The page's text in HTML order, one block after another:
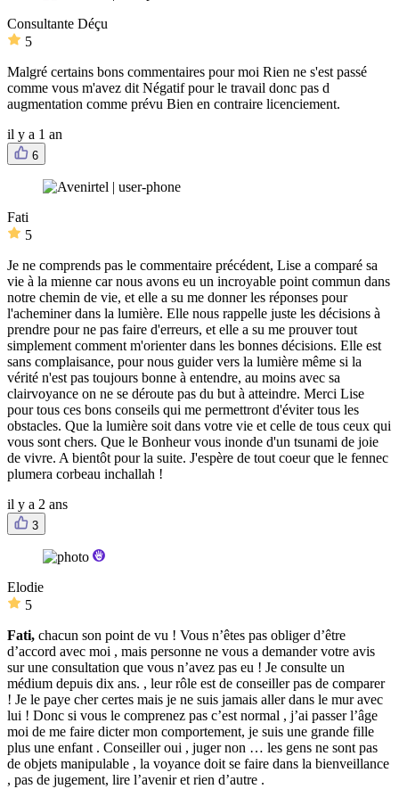
Consultante Déçu
5
Malgré certains bons commentaires pour moi Rien ne s'est passé
comme vous m'avez dit Négatif pour le travail donc pas d
augmentation comme prévu Bien en contraire licenciement.
il y a 1 an
6
Fati
5
Je ne comprends pas le commentaire précédent, Lise a comparé sa
vie à la mienne car nous avons eu un incroyable point commun dans
notre chemin de vie, et elle a su me donner les réponses pour
l'acheminer dans la lumière. Elle nous rappelle juste les décisions à
prendre pour ne pas faire d'erreurs, et elle a su me prouver tout
simplement comment m'orienter dans les bonnes décisions. Elle est
sans complaisance, pour nous guider vers la lumière même si la
vérité n'est pas toujours bonne à entendre, au moins avec sa
clairvoyance on ne se déroute pas du but à atteindre. Merci Lise
pour tous ces bons conseils qui me permettront d'éviter tous les
obstacles. Que la lumière soit dans votre vie et celle de tous ceux qui
vous sont chers. Que le Bonheur vous inonde d'un tsunami de joie
de vivre. A bientôt pour la suite. J'espère de tout coeur que le fennec
plumera corbeau inchallah !
il y a 2 ans
3
Elodie
5
Fati, chacun son point de vu ! Vous n’êtes pas obliger d’être
d’accord avec moi , mais personne ne vous a demander votre avis
sur une consultation que vous n’avez pas eu ! Je consulte un
médium depuis dix ans. , leur rôle est de conseiller pas de comparer
! Je le paye cher certes mais je ne suis jamais aller dans le mur avec
lui ! Donc si vous le comprenez pas c’est normal , j’ai passer l’âge
moi de me faire dicter mon comportement, je suis une grande fille
plus une enfant . Conseiller oui , juger non … les gens ne sont pas
de objets manipulable , la voyance doit se faire dans la bienveillance
, pas de jugement, lire l’avenir et rien d’autre .